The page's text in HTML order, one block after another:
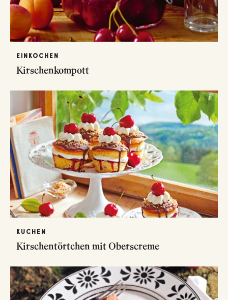
EINKOCHEN
Kirschenkompott
KUCHEN
Kirschentörtchen mit Oberscreme